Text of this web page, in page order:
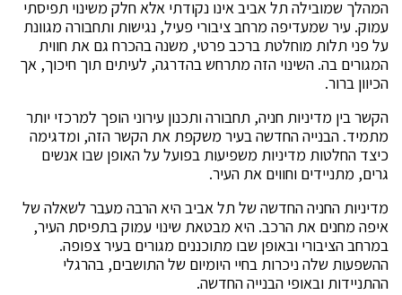
המהלך שמובילה תל אביב אינו נקודתי אלא חלק משינוי תפיסתי
עמוק. עיר שמעדיפה מרחב ציבורי פעיל, נגישות ותחבורה מגוונת
על פני תלות מוחלטת ברכב פרטי, משנה בהכרח גם את חווית
המגורים בה. השינוי הזה מתרחש בהדרגה, לעיתים תוך חיכוך, אך
הכיוון ברור.
הקשר בין מדיניות חניה, תחבורה ותכנון עירוני הופך למרכזי יותר
מתמיד. הבנייה החדשה בעיר משקפת את הקשר הזה, ומדגימה
כיצד החלטות מדיניות משפיעות בפועל על האופן שבו אנשים
גרים, מתניידים וחווים את העיר.
מדיניות החניה החדשה של תל אביב היא הרבה מעבר לשאלה של
איפה מחנים את הרכב. היא מבטאת שינוי עמוק בתפיסת העיר,
במרחב הציבורי ובאופן שבו מתוכננים מגורים בעיר צפופה.
ההשפעות שלה ניכרות בחיי היומיום של התושבים, בהרגלי
ההתניידות ובאופי הבנייה החדשה.